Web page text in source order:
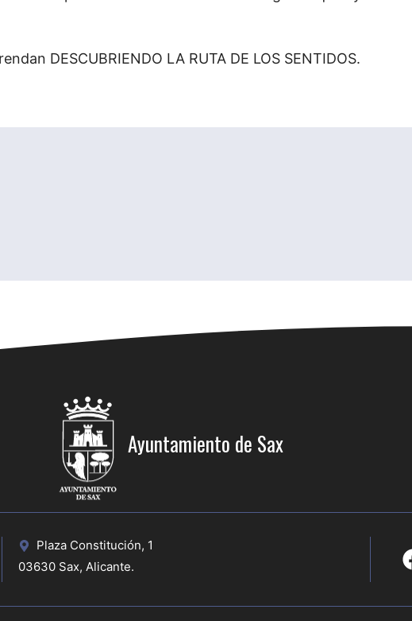
DESCUBRIENDO LA RUTA DE LOS SENTIDOS.
Ayuntamiento de Sax
Plaza Constitución, 1
03630 Sax, Alicante.